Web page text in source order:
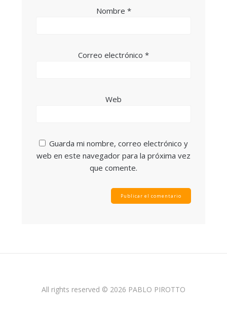
Nombre *
Correo electrónico *
Web
Guarda mi nombre, correo electrónico y
web en este navegador para la próxima vez
que comente.
All rights reserved © 2026 PABLO PIROTTO